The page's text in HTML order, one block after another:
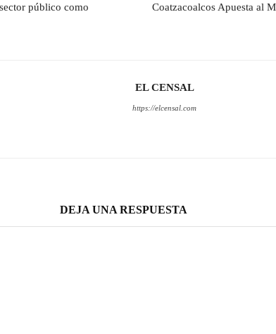
público como
Coatzacoalcos Apuesta al
EL CENSAL
https://elcensal.com
DEJA UNA RESPUESTA